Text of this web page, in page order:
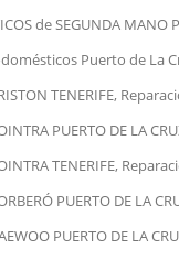
de SEGUNDA MANO
Puerto de La
TENERIFE,
PUERTO DE LA
TENERIFE,
PUERTO DE LA
PUERTO DE LA